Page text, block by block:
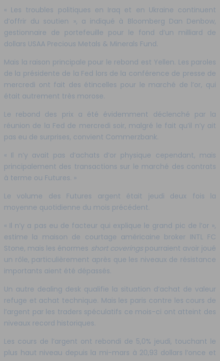
« Les troubles politiques en Iraq et en Ukraine continuent
d’offrir du soutien », a indiqué à Bloomberg Dan Denbow,
gestionnaire de portefeuille pour le fond d’un milliard de
dollars USAA Precious Metals & Minerals Fund.
Mais la raison principale pour le rebond est Yellen. Les paroles
de la présidente de la Fed lors de la conférence de presse de
mercredi ont fait des étincelles pour le marché de l’or, qui
était autrement très morose.
Le rebond des prix a été évidemment déclenché par la
réunion de la Fed de mercredi soir, malgré le fait qu’il n’y ait
pas eu de surprises, convient Commerzbank.
« Il n’y avait pas d’achats d’or physique cependant, mais
principalement des transactions sur le marché des contrats
à terme ou Futures. »
Le volume des Futures argent était jeudi deux fois la
moyenne quotidienne du mois précédent.
« Il n’y a pas eu de facteur qui explique le grand pic de l’or »,
estime la maison de courtage américaine broker INTL FC
Stone, mais les énormes short coveringspourraient avoir joué
un rôle, particulièrement après que les niveaux de résistance
importants aient été dépassés.
Un autre dealing desk qualifie la situation d’achat de valeur
refuge et achat technique. Mais les paris contre les cours de
l’argent par les traders spéculatifs ce mois-ci ont atteint des
niveaux record historiques.
Les cours de l’argent ont rebondi de 5,0% jeudi, touchant le
plus haut niveau depuis la mi-mars à 20,93 dollars l’once et